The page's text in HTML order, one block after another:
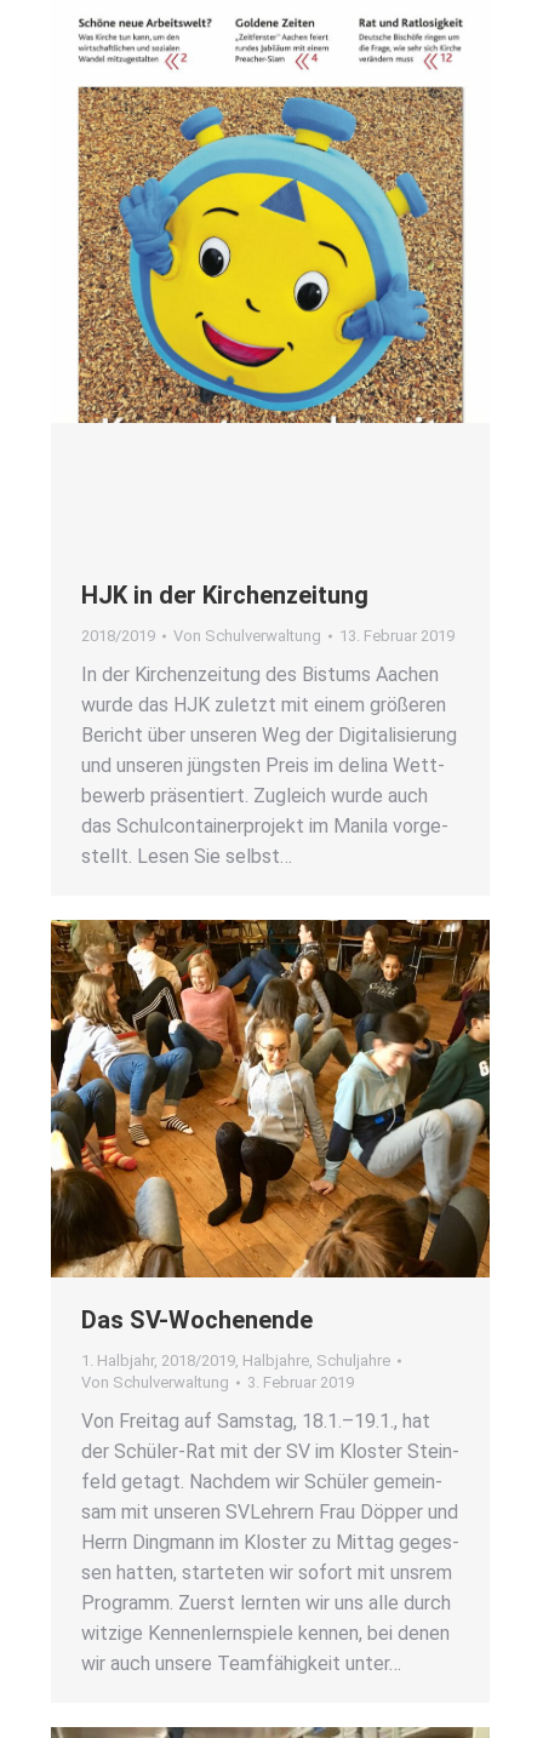
HJK in der Kir­chen­zei­tung
2018/2019 Von Schulverwaltung 13. Februar 2019
In der Kir­chen­zei­tung des Bis­tums Aachen
wur­de das HJK zuletzt mit einem grö­ße­ren
Bericht über unse­ren Weg der Digi­ta­li­sie­rung
und unse­ren jüngs­ten Preis im deli­na Wett­
be­werb prä­sen­tiert. Zugleich wur­de auch
das Schul­con­tai­ner­pro­jekt im Mani­la vor­ge­
stellt. Lesen Sie selbst…
Das SV-Wochen­en­de
1. Halbjahr, 2018/2019 Halbjahre Schuljahre
Von Schulverwaltung 3. Februar 2019
Von Frei­tag auf Sams­tag, 18.1.–19.1., hat
der Schü­­ler-Rat mit der SV im Klos­ter Stein­
feld getagt. Nach­dem wir Schü­ler gemein­
sam mit unse­ren SVLeh­rern Frau Döp­per und
Herrn Ding­mann im Klos­ter zu Mit­tag geges­
sen hat­ten, star­te­ten wir sofort mit uns­rem
Pro­gramm. Zuerst lern­ten wir uns alle durch
wit­zi­ge Ken­nen­lern­spie­le ken­nen, bei denen
wir auch unse­re Team­fä­hig­keit unter…